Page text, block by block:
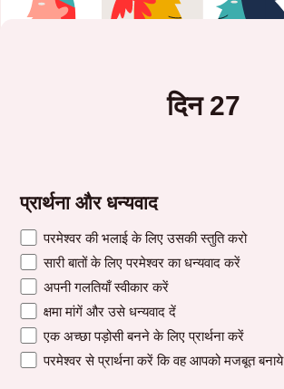
दिन 27
प्रार्थना और धन्यवाद
परमेश्वर की भलाई के लिए उसकी स्तुति करो
सारी बातों के लिए परमेश्वर का धन्यवाद करें
अपनी गलतियाँ स्वीकार करें
क्षमा मांगें और उसे धन्यवाद दें
एक अच्छा पड़ोसी बनने के लिए प्रार्थना करें
परमेश्वर से प्रार्थना करें कि वह आपको मजबूत बनाये